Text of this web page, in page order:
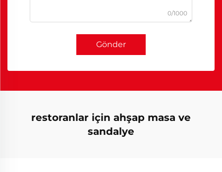
0/1000
Gönder
restoranlar için ahşap masa ve
sandalye